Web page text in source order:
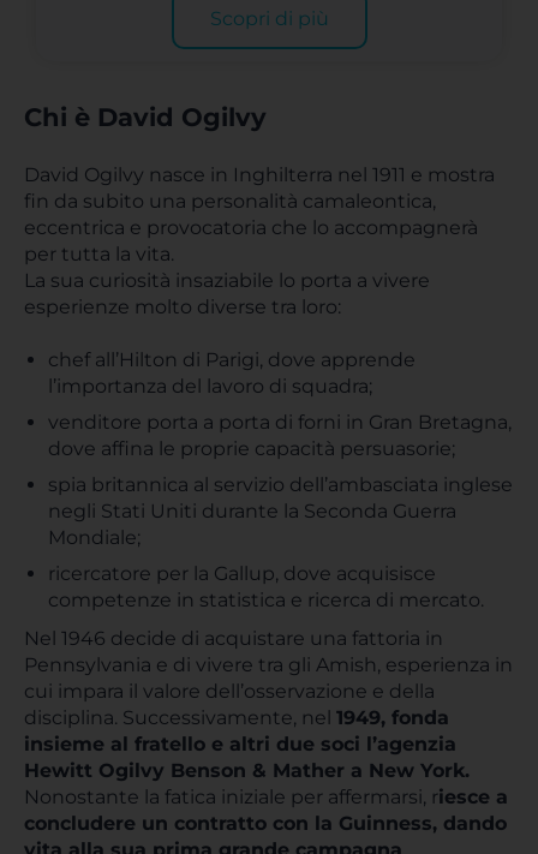
Scopri di più
Chi è David Ogilvy
David Ogilvy nasce in Inghilterra nel 1911 e mostra
fin da subito una personalità camaleontica,
eccentrica e provocatoria che lo accompagnerà
per tutta la vita.
La sua curiosità insaziabile lo porta a vivere
esperienze molto diverse tra loro:
chef all’Hilton di Parigi, dove apprende
l’importanza del lavoro di squadra;
venditore porta a porta di forni in Gran Bretagna,
dove affina le proprie capacità persuasorie;
spia britannica al servizio dell’ambasciata inglese
negli Stati Uniti durante la Seconda Guerra
Mondiale;
ricercatore per la Gallup, dove acquisisce
competenze in statistica e ricerca di mercato.
Nel 1946 decide di acquistare una fattoria in
Pennsylvania e di vivere tra gli Amish, esperienza in
cui impara il valore dell’osservazione e della
disciplina. Successivamente, nel 1949, fonda
insieme al fratello e altri due soci l’agenzia
Hewitt Ogilvy Benson & Mather a New York.
Nonostante la fatica iniziale per affermarsi, riesce a
concludere un contratto con la Guinness, dando